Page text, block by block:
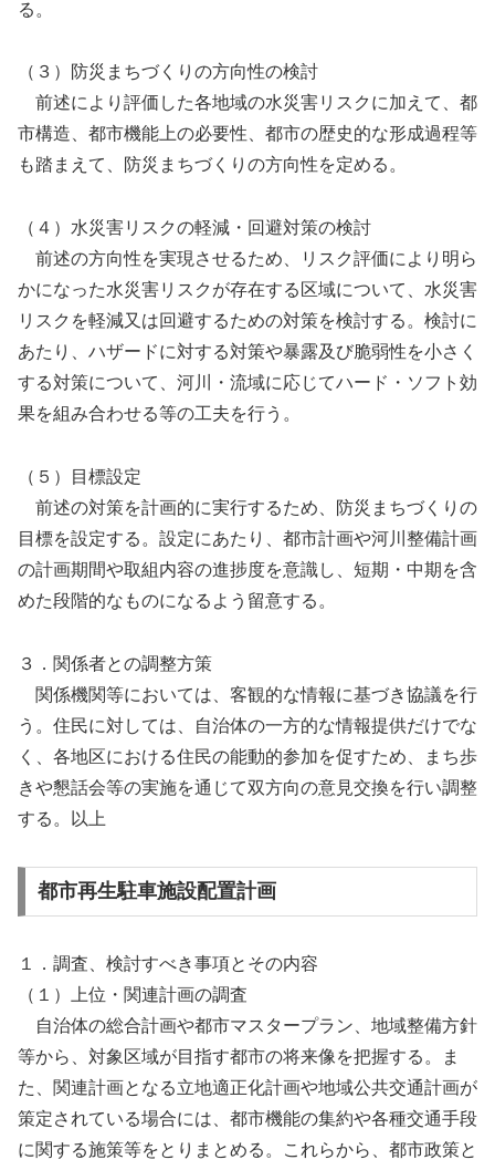
る。
（３）防災まちづくりの方向性の検討
前述により評価した各地域の水災害リスクに加えて、都
市構造、都市機能上の必要性、都市の歴史的な形成過程等
も踏まえて、防災まちづくりの方向性を定める。
（４）水災害リスクの軽減・回避対策の検討
前述の方向性を実現させるため、リスク評価により明ら
かになった水災害リスクが存在する区域について、水災害
リスクを軽減又は回避するための対策を検討する。検討に
あたり、ハザードに対する対策や暴露及び脆弱性を小さく
する対策について、河川・流域に応じてハード・ソフト効
果を組み合わせる等の工夫を行う。
（５）目標設定
前述の対策を計画的に実行するため、防災まちづくりの
目標を設定する。設定にあたり、都市計画や河川整備計画
の計画期間や取組内容の進捗度を意識し、短期・中期を含
めた段階的なものになるよう留意する。
３．関係者との調整方策
関係機関等においては、客観的な情報に基づき協議を行
う。住民に対しては、自治体の一方的な情報提供だけでな
く、各地区における住民の能動的参加を促すため、まち歩
きや懇話会等の実施を通じて双方向の意見交換を行い調整
する。以上
都市再生駐車施設配置計画
１．調査、検討すべき事項とその内容
（１）上位・関連計画の調査
自治体の総合計画や都市マスタープラン、地域整備方針
等から、対象区域が目指す都市の将来像を把握する。ま
た、関連計画となる立地適正化計画や地域公共交通計画が
策定されている場合には、都市機能の集約や各種交通手段
に関する施策等をとりまとめる。これらから、都市政策と